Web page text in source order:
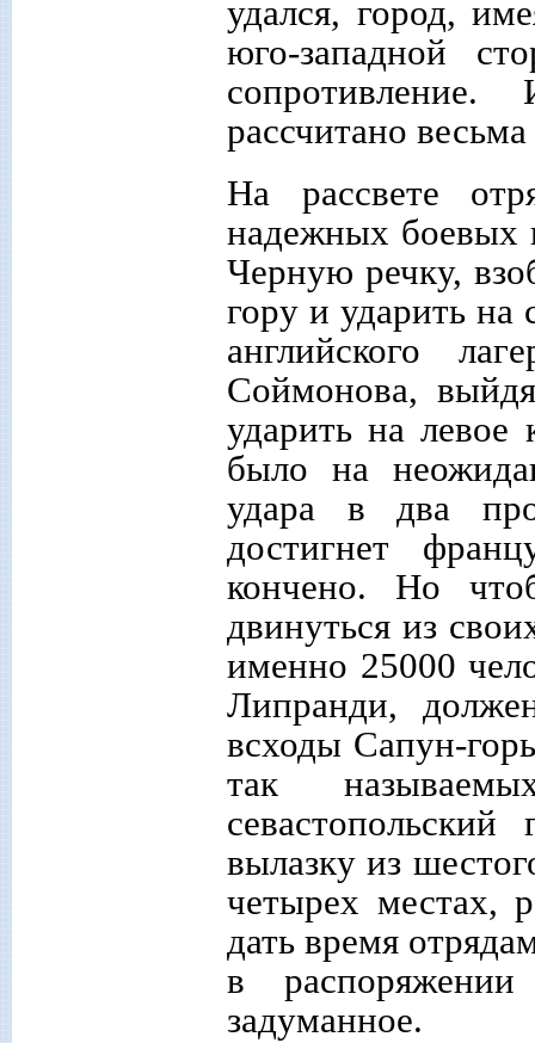
удался, город,
юго-западной
рассчитано
На рассвете
надежных боевых
Черную речку,
гору и ударить
английского
Соймонова,
ударить на левое
было на
удара в два
достигнет
кончено. Но
двинуться из
именно 25000
Липранди,
всходы Сапун-
так
вылазку из
четырех местах,
дать время
в распоряжении
задуманное.